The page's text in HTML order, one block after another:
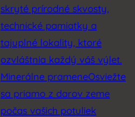
skryté prírodné skvosty,
technické pamiatky a
tajuplné lokality, ktoré
ozvláštnia každý váš výlet.
Minerálne prameneOsviežte
sa priamo z darov zeme
počas vašich potuliek